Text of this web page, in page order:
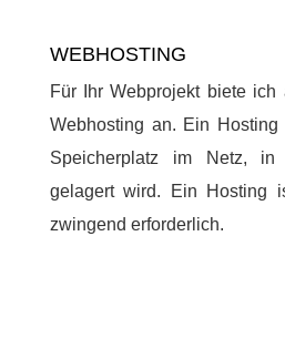
WEBHOSTING
Für Ihr Webprojekt biete
Webhosting an. Ein
Speicherplatz im Netz,
gelagert wird. Ein Hosting
zwingend erforderlich.